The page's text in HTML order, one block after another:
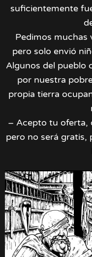
suficientemente
Pedimos muchas
pero solo envió
Algunos del pueblo
por nuestra
propia tierra
– Acepto tu oferta,
pero no será gratis,